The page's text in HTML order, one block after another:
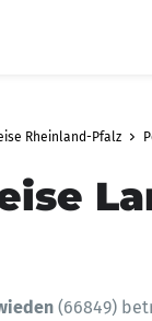
Rheinland-Pfalz
(66849)